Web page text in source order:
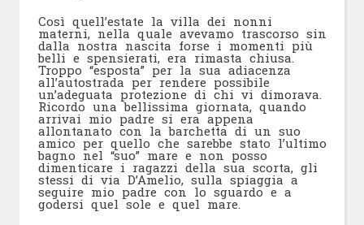
Così quell’estate la villa dei nonni
materni, nella quale avevamo trascorso sin
dalla nostra nascita forse i momenti più
belli e spensierati, era rimasta chiusa.
Troppo “esposta” per la sua adiacenza
all’autostrada per rendere possibile
un’adeguata protezione di chi vi dimorava.
Ricordo una bellissima giornata, quando
arrivai mio padre si era appena
allontanato con la barchetta di un suo
amico per quello che sarebbe stato l’ultimo
bagno nel “suo” mare e non posso
dimenticare i ragazzi della sua scorta, gli
stessi di via D’Amelio, sulla spiaggia a
seguire mio padre con lo sguardo e a
godersi quel sole e quel mare.